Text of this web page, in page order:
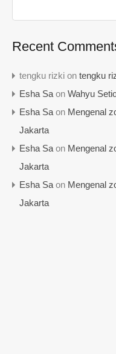
Recent
tengku rizki on tengku
Esha Sa on Wahyu
Esha Sa on Mengenal
Jakarta
Esha Sa on Mengenal
Jakarta
Esha Sa on Mengenal
Jakarta